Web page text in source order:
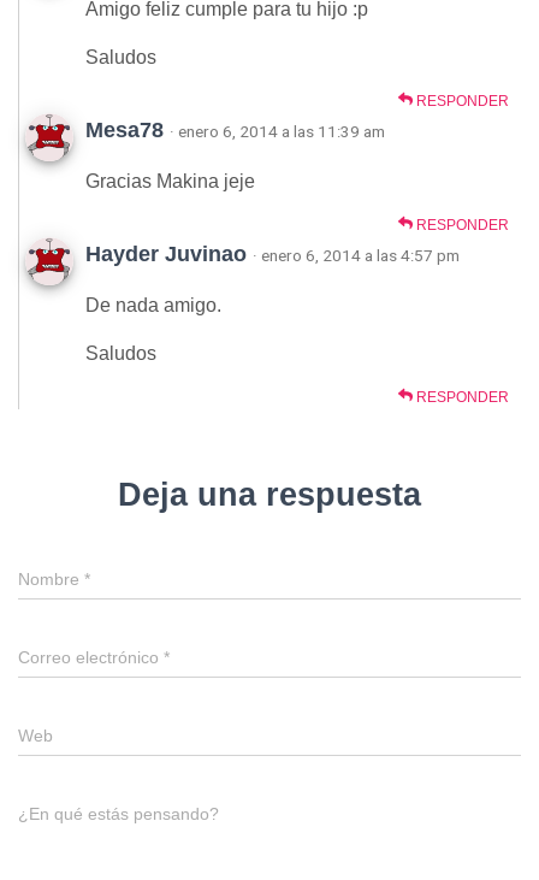
Amigo feliz cumple para tu hijo :p
Saludos
RESPONDER
Mesa78 · enero 6, 2014 a las 11:39 am
Gracias Makina jeje
RESPONDER
Hayder Juvinao · enero 6, 2014 a las 4:57 pm
De nada amigo.
Saludos
RESPONDER
Deja una respuesta
Nombre *
Correo electrónico *
Web
¿En qué estás pensando?